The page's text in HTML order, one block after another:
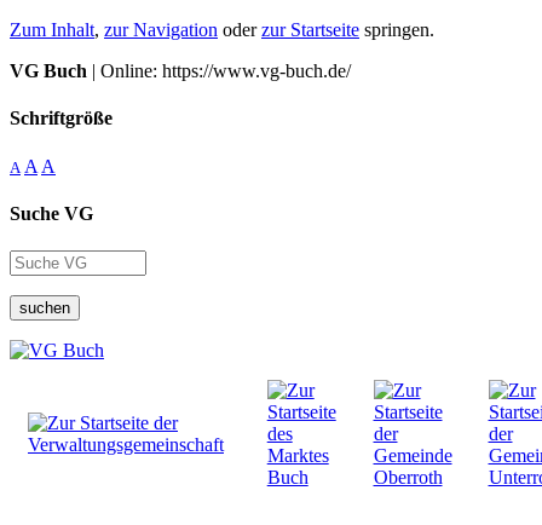
Zum Inhalt, zur Navigation oderzur Startseite springen.
VG Buch | Online: https://www.vg-buch.de/
Schriftgröße
A A A
Suche VG
suchen